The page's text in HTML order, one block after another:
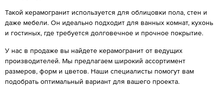
Такой керамогранит используется для облицовки пола, стен и
даже мебели. Он идеально подходит для ванных комнат, кухонь
и гостиных, где требуется долговечное и прочное покрытие.
У нас в продаже вы найдете керамогранит от ведущих
производителей. Мы предлагаем широкий ассортимент
размеров, форм и цветов. Наши специалисты помогут вам
подобрать оптимальный вариант для вашего проекта.